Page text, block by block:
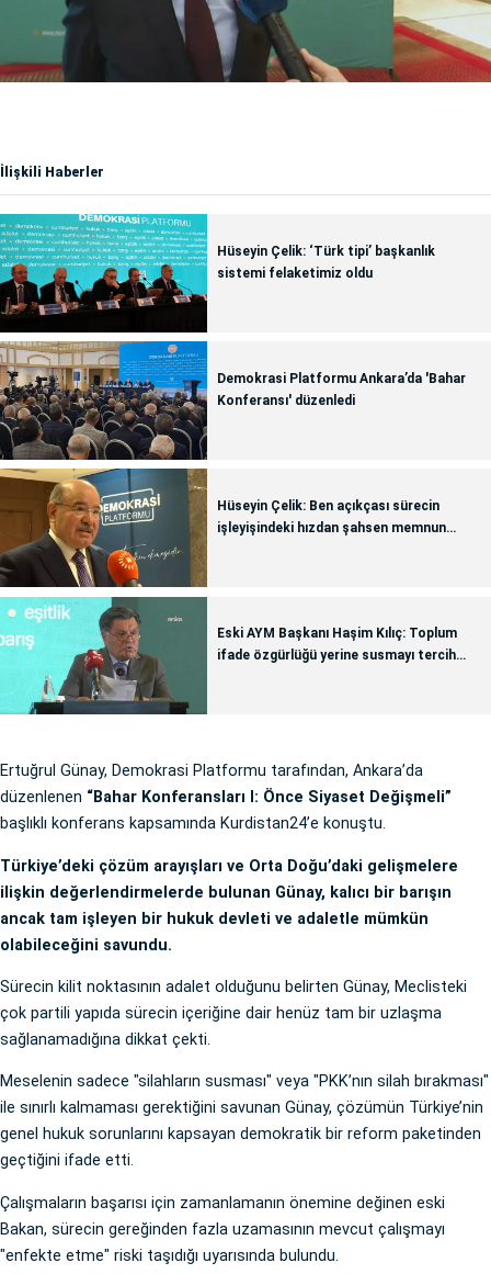
İlişkili Haberler
Hüseyin Çelik: ‘Türk tipi’ başkanlık
sistemi felaketimiz oldu
Demokrasi Platformu Ankara’da 'Bahar
Konferansı' düzenledi
Hüseyin Çelik: Ben açıkçası sürecin
işleyişindeki hızdan şahsen memnun
Eski AYM Başkanı Haşim Kılıç: Toplum
ifade özgürlüğü yerine susmayı tercih
Ertuğrul Günay, Demokrasi Platformu tarafından, Ankara’da
düzenlenen “Bahar Konferansları I: Önce Siyaset Değişmeli”
başlıklı konferans kapsamında Kurdistan24’e konuştu.
Türkiye’deki çözüm arayışları ve Orta Doğu’daki gelişmelere
ilişkin değerlendirmelerde bulunan Günay, kalıcı bir barışın
ancak tam işleyen bir hukuk devleti ve adaletle mümkün
olabileceğini savundu.
Sürecin kilit noktasının adalet olduğunu belirten Günay, Meclisteki
çok partili yapıda sürecin içeriğine dair henüz tam bir uzlaşma
sağlanamadığına dikkat çekti.
Meselenin sadece "silahların susması" veya "PKK’nın silah bırakması"
ile sınırlı kalmaması gerektiğini savunan Günay, çözümün Türkiye’nin
genel hukuk sorunlarını kapsayan demokratik bir reform paketinden
geçtiğini ifade etti.
Çalışmaların başarısı için zamanlamanın önemine değinen eski
Bakan, sürecin gereğinden fazla uzamasının mevcut çalışmayı
"enfekte etme" riski taşıdığı uyarısında bulundu.